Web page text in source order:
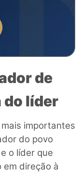
de
do líder
importantes
do povo
o líder que
direção à